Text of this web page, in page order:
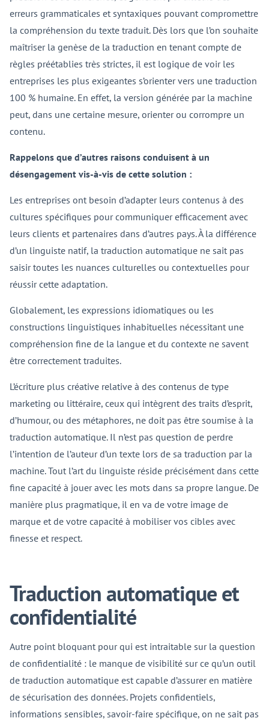
erreurs grammaticales et syntaxiques pouvant compromettre
la compréhension du texte traduit. Dès lors que l’on souhaite
maîtriser la genèse de la traduction en tenant compte de
règles préétablies très strictes, il est logique de voir les
entreprises les plus exigeantes s’orienter vers une traduction
100 % humaine. En effet, la version générée par la machine
peut, dans une certaine mesure, orienter ou corrompre un
contenu.
Rappelons que d’autres raisons conduisent à un
désengagement vis-à-vis de cette solution :
Les entreprises ont besoin d’adapter leurs contenus à des
cultures spécifiques pour communiquer efficacement avec
leurs clients et partenaires dans d’autres pays. À la différence
d’un linguiste natif, la traduction automatique ne sait pas
saisir toutes les nuances culturelles ou contextuelles pour
réussir cette adaptation.
Globalement, les expressions idiomatiques ou les
constructions linguistiques inhabituelles nécessitant une
compréhension fine de la langue et du contexte ne savent
être correctement traduites.
L’écriture plus créative relative à des contenus de type
marketing ou littéraire, ceux qui intègrent des traits d’esprit,
d’humour, ou des métaphores, ne doit pas être soumise à la
traduction automatique. Il n’est pas question de perdre
l’intention de l’auteur d’un texte lors de sa traduction par la
machine. Tout l’art du linguiste réside précisément dans cette
fine capacité à jouer avec les mots dans sa propre langue. De
manière plus pragmatique, il en va de votre image de
marque et de votre capacité à mobiliser vos cibles avec
finesse et respect.
Traduction automatique et
confidentialité
Autre point bloquant pour qui est intraitable sur la question
de confidentialité : le manque de visibilité sur ce qu’un outil
de traduction automatique est capable d’assurer en matière
de sécurisation des données. Projets confidentiels,
informations sensibles, savoir-faire spécifique, on ne sait pas